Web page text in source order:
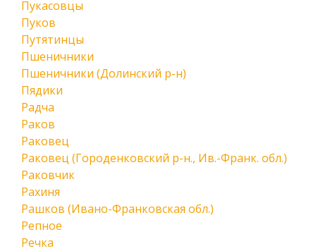
Пукасовцы
Пуков
Путятинцы
Пшеничники
Пшеничники (Долинский р-н)
Пядики
Радча
Раков
Раковец
Раковец (Городенковский р-н., Ив.-Франк. обл.)
Раковчик
Рахиня
Рашков (Ивано-Франковская обл.)
Репное
Речка